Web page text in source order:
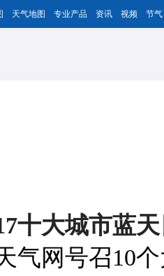
天气地图 专业产品 资讯 视频 节气
十大城市蓝
气网号召10